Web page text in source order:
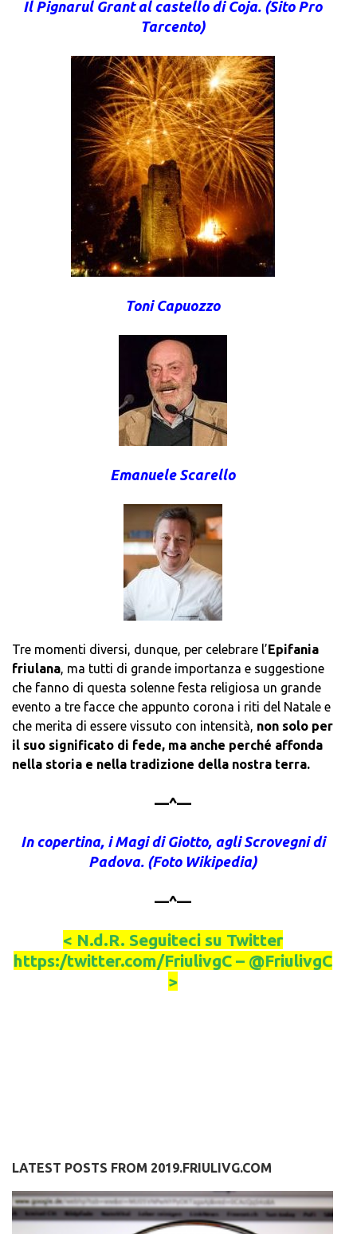
Il Pignarul Grant al castello di Coja. (Sito Pro
Tarcento)
Toni Capuozzo
Emanuele Scarello
Tre momenti diversi, dunque, per celebrare l’ Epifania
friulana, ma tutti di grande importanza e suggestione
che fanno di questa solenne festa religiosa un grande
evento a tre facce che appunto corona i riti del Natale e
che merita di essere vissuto con intensità, non solo per
il suo significato di fede, ma anche perché affonda
nella storia e nella tradizione della nostra terra.
—^—
In copertina, i Magi di Giotto, agli Scrovegni di
Padova. (Foto Wikipedia)
—^—
< N.d.R. Seguiteci su Twitter
https:/twitter.com/FriulivgC – @FriulivgC
>
LATEST POSTS FROM 2019.FRIULIVG.COM